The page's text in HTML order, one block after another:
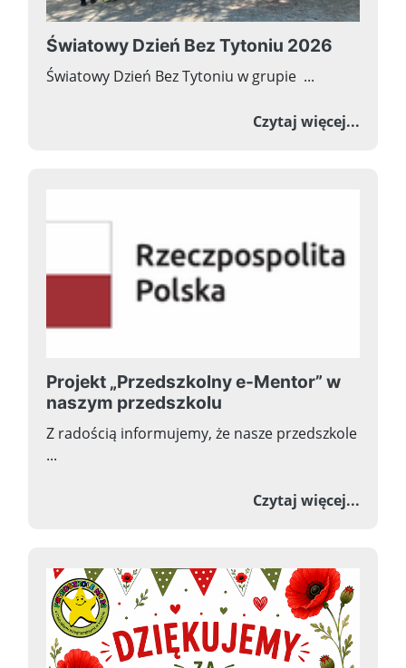
Światowy Dzień Bez Tytoniu 2026
Światowy Dzień Bez Tytoniu w grupie ...
Czytaj więcej...o
Projekt „Przedszkolny e-Mentor” w
naszym przedszkolu
Z radością informujemy, że nasze przedszkole
...
Czytaj więcej...o